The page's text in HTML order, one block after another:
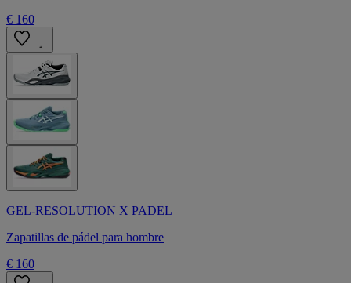
€ 160
GEL-RESOLUTION X PADEL
Zapatillas de pádel para hombre
€ 160